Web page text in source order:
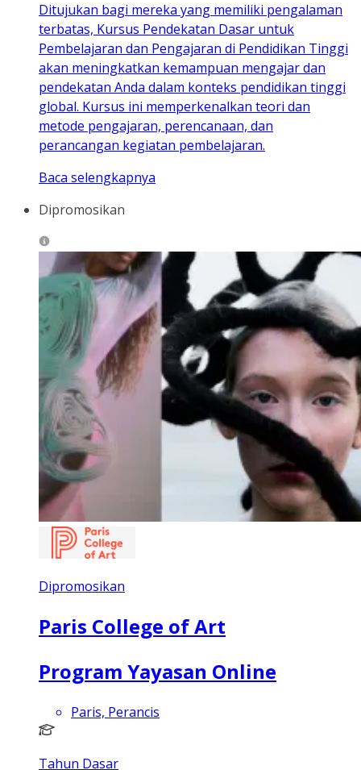
Ditujukan bagi mereka yang memiliki pengalaman
terbatas, Kursus Pendekatan Dasar untuk
Pembelajaran dan Pengajaran di Pendidikan Tinggi
akan meningkatkan kemampuan mengajar dan
pendekatan Anda dalam konteks pendidikan tinggi
global. Kursus ini memperkenalkan teori dan
metode pengajaran, perencanaan, dan
perancangan kegiatan pembelajaran.
Baca selengkapnya
Dipromosikan
Dipromosikan
Paris College of Art
Program Yayasan Online
Paris, Perancis
Tahun Dasar